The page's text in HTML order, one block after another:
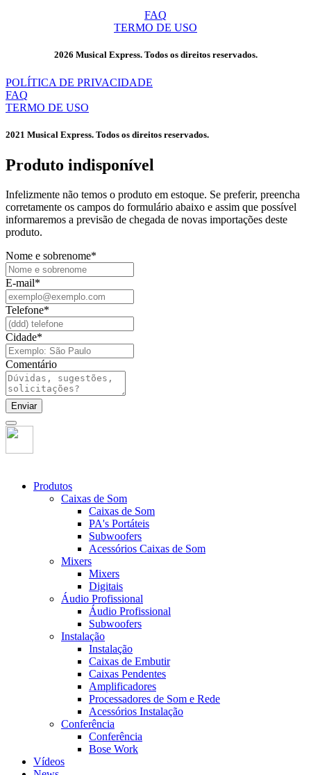
FAQ
TERMO DE USO
2026 Musical Express. Todos os direitos reservados.
POLÍTICA DE PRIVACIDADE
FAQ
TERMO DE USO
2021 Musical Express. Todos os direitos reservados.
Produto indisponível​
Infelizmente não temos o produto em estoque. Se preferir, preencha
corretamente os campos do formulário abaixo e assim que possível
informaremos a previsão de chegada de novas importações deste
produto.
Nome e sobrenome*
E-mail*
Telefone*
Cidade*
Comentário
Enviar
Produtos
Caixas de Som
Caixas de Som
PA's Portáteis
Subwoofers
Acessórios Caixas de Som
Mixers
Mixers
Digitais
Áudio Profissional
Áudio Profissional
Subwoofers
Instalação
Instalação
Caixas de Embutir
Caixas Pendentes
Amplificadores
Processadores de Som e Rede
Acessórios Instalação
Conferência
Conferência
Bose Work
Vídeos